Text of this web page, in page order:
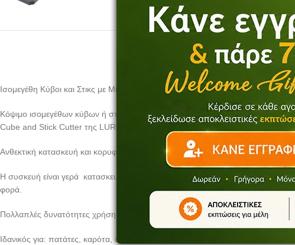
Ισομεγέθη Κύβοι και Στικς με Μία Κίνηση
Κόψιμο ισομεγέθων κύβων ή στικς από φρούτα και λαχανικά δεν ήταν ποτέ
Cube and Stick Cutter της LURCH σας επιτρέπει να κόψετε πολλά είδη
Ανθεκτική κατασκευή και κορυφαία ποιότητα
Η συσκευή είναι γερά κατασκευασμένη από υψηλής ποιότητας πλαστικό και
φορά.
Πολλαπλές δυνατότητες χρήσης
Ιδανικός για: πατάτες, καρότα, αγγούρια, κολοκυθάκια, μήλα, μάνγκο,